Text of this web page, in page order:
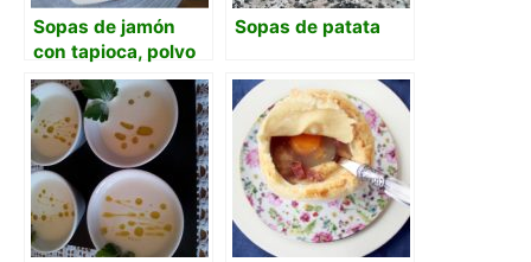
Sopas de jamón
con tapioca, polvo
de jamón y
crujiente
Sopas de patata